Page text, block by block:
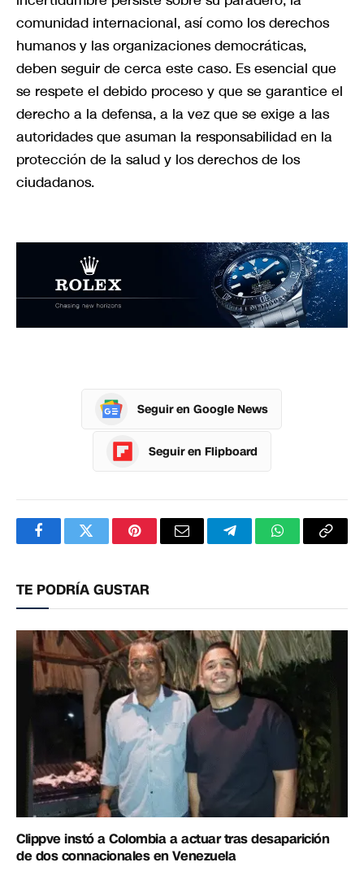
comunidad internacional, así como los derechos
humanos y las organizaciones democráticas,
deben seguir de cerca este caso. Es esencial que
se respete el debido proceso y que se garantice el
derecho a la defensa, a la vez que se exige a las
autoridades que asuman la responsabilidad en la
protección de la salud y los derechos de los
ciudadanos.
Seguir en Google News
Seguir en Flipboard
FacebookTwitterPinterestCorreoTelegramWhatsApp
TE PODRÍA GUSTAR
Clippve instó a Colombia a actuar tras desaparición
de dos connacionales en Venezuela